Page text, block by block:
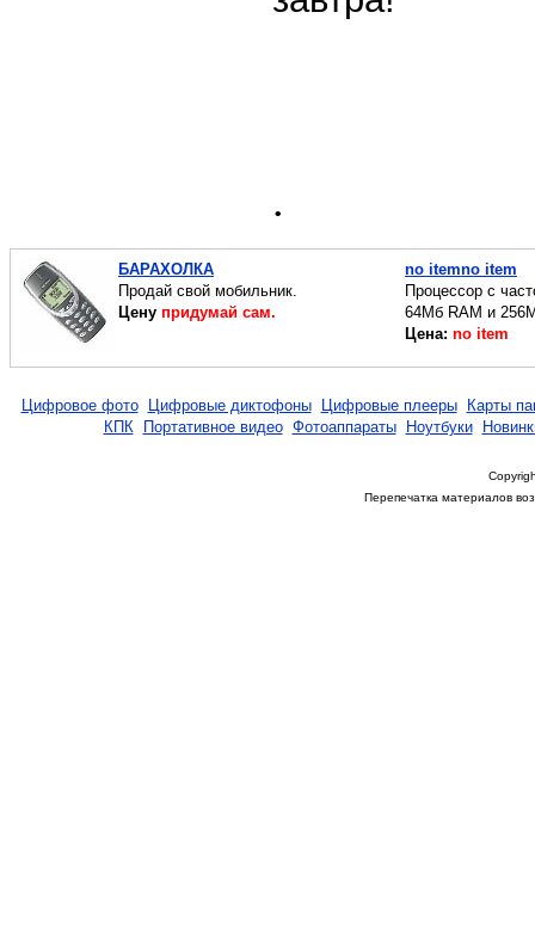
.
БАРАХОЛКА
Продай свой мобильник.
Цену придумай сам.
no itemno item
Процессор c
64Мб RAM и
Цена: no item
Цифровое фото Цифровые диктофоны Цифровые плееры
Карты
КПК
Портативное видео Фотоаппараты Ноутбуки
Перепечатка материалов